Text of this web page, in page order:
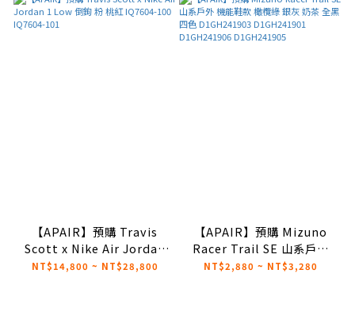
【APAIR】預購 Travis
Scott x Nike Air Jordan
1 Low 倒鉤 粉 桃紅
NT$14,800 ~ NT$28,800
【APAIR】預購 Mizuno
Racer Trail SE 山系戶外
機能鞋款 橄欖綠 銀灰 奶茶
NT$2,880 ~ NT$3,280